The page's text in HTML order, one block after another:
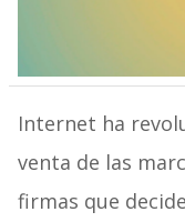
Internet ha
venta de las
firmas que